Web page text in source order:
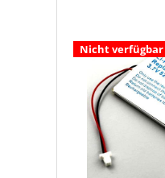
Nicht verfügbar